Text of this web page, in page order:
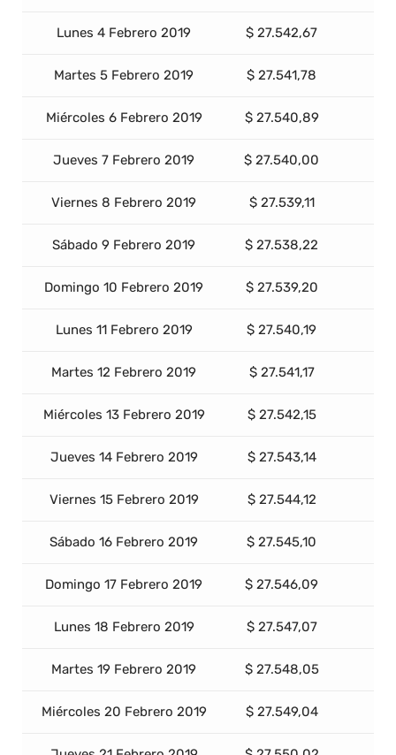
Lunes 4 Febrero 2019 $ 27.542,67
Martes 5 Febrero 2019 $ 27.541,78
Miércoles 6 Febrero 2019 $ 27.540,89
Jueves 7 Febrero 2019 $ 27.540,00
Viernes 8 Febrero 2019 $ 27.539,11
Sábado 9 Febrero 2019 $ 27.538,22
Domingo 10 Febrero 2019 $ 27.539,20
Lunes 11 Febrero 2019 $ 27.540,19
Martes 12 Febrero 2019 $ 27.541,17
Miércoles 13 Febrero 2019 $ 27.542,15
Jueves 14 Febrero 2019 $ 27.543,14
Viernes 15 Febrero 2019 $ 27.544,12
Sábado 16 Febrero 2019 $ 27.545,10
Domingo 17 Febrero 2019 $ 27.546,09
Lunes 18 Febrero 2019 $ 27.547,07
Martes 19 Febrero 2019 $ 27.548,05
Miércoles 20 Febrero 2019 $ 27.549,04